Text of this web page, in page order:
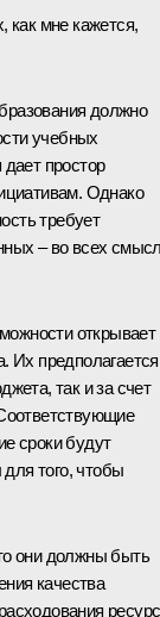
как мне кажется,
должно
учебных
простор
Однако
требует
– во всех
открывает
Их предполагается
так и за счет
сроки будут
того, чтобы
они должны быть
качества